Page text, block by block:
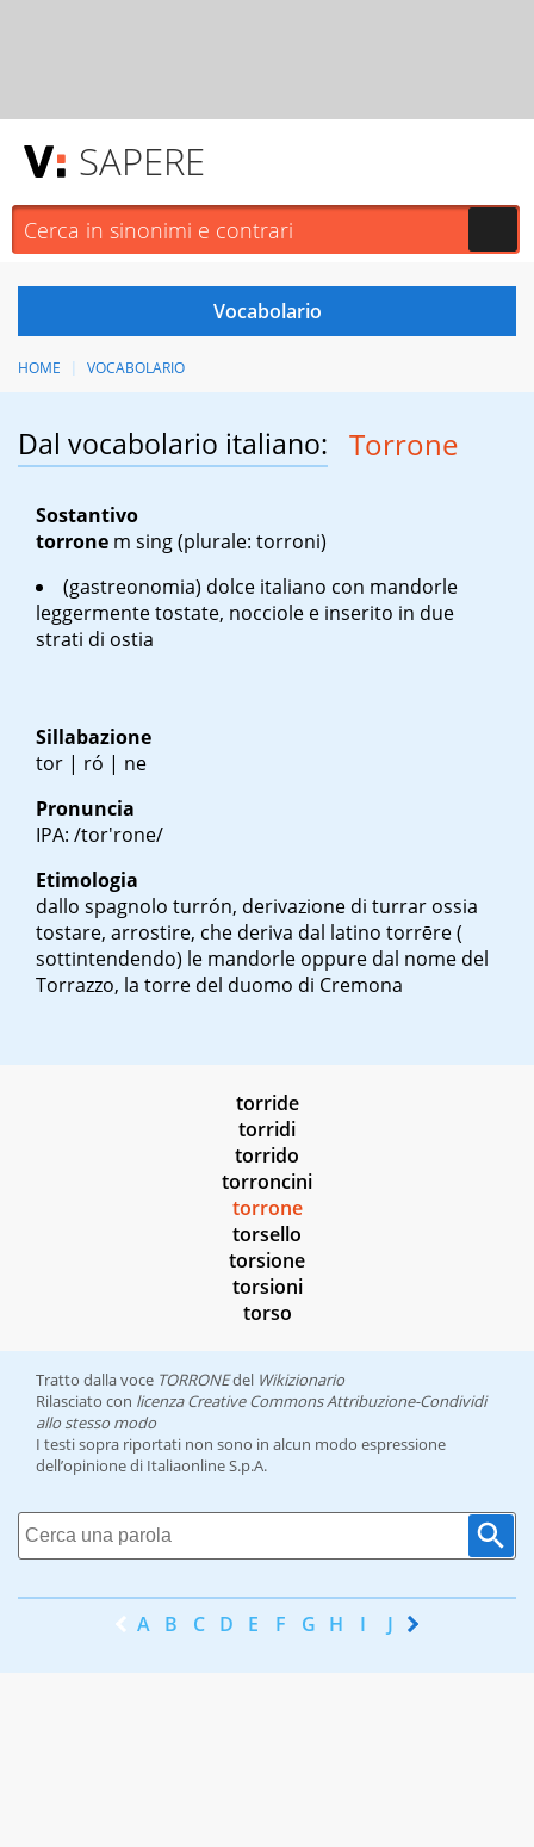
SAPERE
HOME VOCABOLARIO
Dal vocabolario italiano: Torrone
Sostantivo
torrone m sing(plurale: torroni)
(gastreonomia) dolce italiano con mandorle
leggermente tostate, nocciole e inserito in due
strati di ostia
Sillabazione
tor | ró | ne
Pronuncia
IPA: /tor'rone/
Etimologia
dallo spagnolo turrón, derivazione di turrar ossia
tostare, arrostire, che deriva dal latino torrēre(
sottintendendo) le mandorle oppure dal nome del
Torrazzo, la torre del duomo di Cremona
torride
torridi
torrido
torroncini
torrone
torsello
torsione
torsioni
torso
Tratto dalla voce TORRONEdel Wikizionario
Rilasciato con licenza Creative Commons Attribuzione-Condividi
allo stesso modo
I testi sopra riportati non sono in alcun modo espressione
dell’opinione di Italiaonline S.p.A.
A B C D E F G H I J K